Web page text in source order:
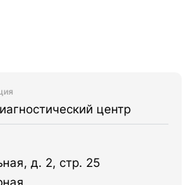
центр
д. 2, стр. 25